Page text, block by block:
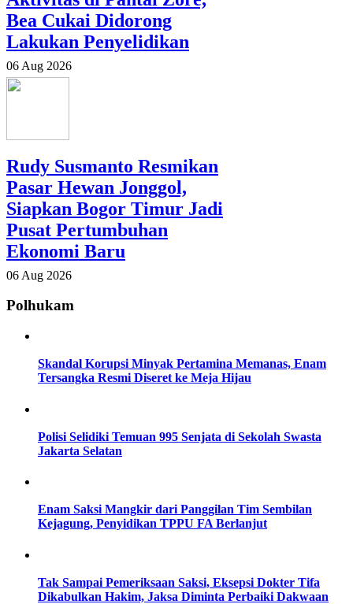
Bea Cukai Didorong
Lakukan Penyelidikan
06 Aug 2026
Rudy Susmanto Resmikan
Pasar Hewan Jonggol,
Siapkan Bogor Timur Jadi
Pusat Pertumbuhan
Ekonomi Baru
06 Aug 2026
Polhukam
Skandal Korupsi Minyak Pertamina Memanas, Enam
Tersangka Resmi Diseret ke Meja Hijau
Polisi Selidiki Temuan 995 Senjata di Sekolah Swasta
Jakarta Selatan
Enam Saksi Mangkir dari Panggilan Tim Sembilan
Kejagung, Penyidikan TPPU FA Berlanjut
Tak Sampai Pemeriksaan Saksi, Eksepsi Dokter Tifa
Dikabulkan Hakim, Jaksa Diminta Perbaiki Dakwaan